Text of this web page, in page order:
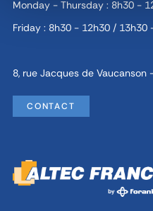
Monday - Thursday : 8h30 -
Friday : 8h30 - 12h30 / 13h30
8, rue Jacques de Vaucanson
CONTACT